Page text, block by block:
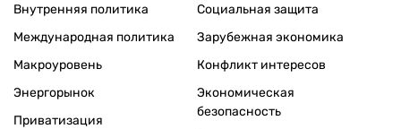
Внутренняя политика
Международная политика
Макроуровень
Энергорынок
Приватизация
Социальная защита
Зарубежная экономика
Конфликт интересов
Экономическая
безопасность